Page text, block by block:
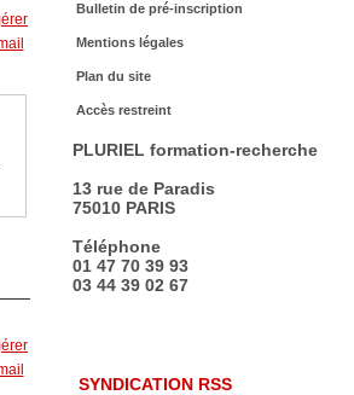
Bulletin de pré-inscription
Mentions légales
Plan du site
Accès restreint
PLURIEL formation-recherche
13 rue de Paradis
75010 PARIS
Téléphone
01 47 70 39 93
03 44 39 02 67
SYNDICATION RSS